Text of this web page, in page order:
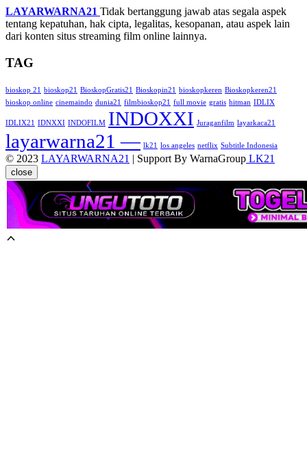
LAYARWARNA21 Tidak bertanggung jawab atas segala aspek
tentang kepatuhan, hak cipta, legalitas, kesopanan, atau aspek lain
dari konten situs streaming film online lainnya.
TAG
bioskop 21 bioskop21 BioskopGratis21 Bioskopin21 bioskopkeren Bioskopkeren21
bioskop online cinemaindo dunia21 filmbioskop21 full movie gratis hitman IDLIX
IDLIX21 IDNXXI INDOFILM INDOXXI Juraganfilm layarkaca21
layarwarna21 — lk21 los angeles netflix Subtitle Indonesia
© 2023 LAYARWARNA21 | Support By WarnaGroup LK21
close